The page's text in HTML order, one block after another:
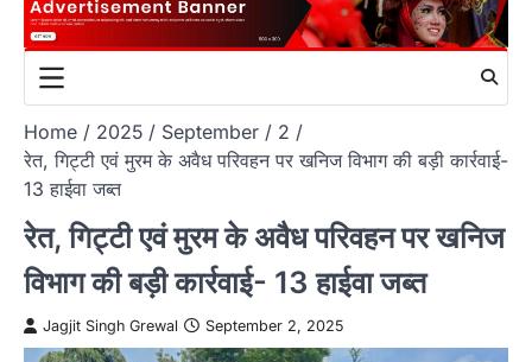
Home 2025 September
2
रेत, गिट्टी एवं मुरम के अवैध परिवहन पर खनिज विभाग की बड़ी कार्रवाई-
13 हाईवा जब्त
रेत, गिट्टी एवं मुरम के अवैध परिवहन पर खनिज
विभाग की बड़ी कार्रवाई- 13 हाईवा जब्त
Jagjit Singh Grewal September 2, 2025